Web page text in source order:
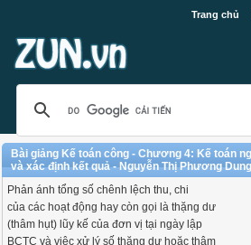
Trang chủ
Bài giảng Kế toán công - Chương 4: Kế toán
và xác định kết quả - Nguyễn Thị Phương Dung
Phản ánh tổng số chênh lệch thu, chi
của các hoạt động hay còn gọi là thặng dư
(thâm hụt) lũy kế của đơn vị tại ngày lập
BCTC và việc xử lý số thặng dư hoặc thâm